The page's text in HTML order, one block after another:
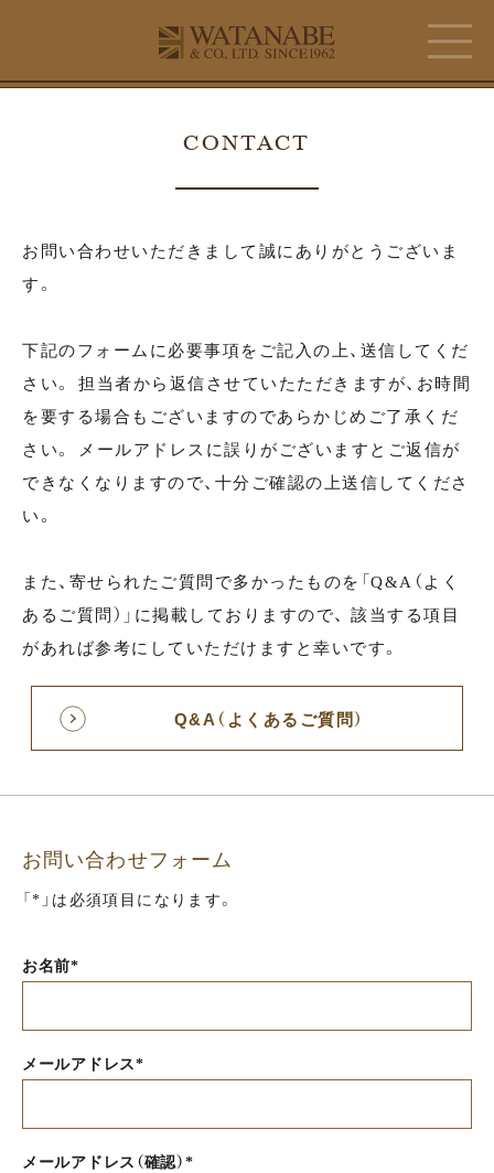
CONTACT
お問い合わせいただきまして誠にありがとうございま
す。
下記のフォームに必要事項をご記入の上、送信してくだ
さい。 担当者から返信させていたただきますが、お時間
を要する場合もございますのであらかじめご了承くだ
さい。 メールアドレスに誤りがございますとご返信が
できなくなりますので、十分ご確認の上送信してくださ
い。
また、寄せられたご質問で多かったものを「Q&A（よく
あるご質問）」に掲載しておりますので、 該当する項目
があれば参考にしていただけますと幸いです。
Q&A（よくあるご質問）
お問い合わせフォーム
「*」は必須項目になります。
お名前*
メールアドレス*
メールアドレス（確認）*